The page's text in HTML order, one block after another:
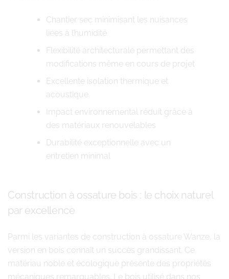
Chantier sec minimisant les nuisances
liées à l’humidité
Flexibilité architecturale permettant des
modifications même en cours de projet
Excellente isolation thermique et
acoustique
Impact environnemental réduit grâce à
des matériaux renouvelables
Durabilité exceptionnelle avec un
entretien minimal
Construction à ossature bois : le choix naturel
par excellence
Parmi les variantes de construction à ossature Wanze, la
version en bois connaît un succès grandissant. Ce
matériau noble et écologique présente des propriétés
mécaniques remarquables. Le bois utilisé dans nos